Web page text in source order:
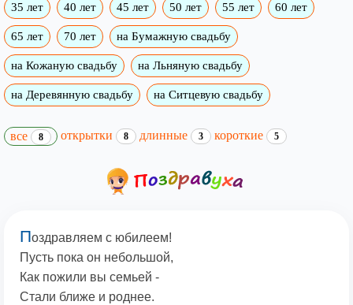
35 лет 40 лет 45 лет 50 лет 55 лет 60 лет
65 лет 70 лет на Бумажную свадьбу
на Кожаную свадьбу на Льняную свадьбу
на Деревянную свадьбу на Ситцевую свадьбу
все 8 открытки 8 длинные 3 короткие 5
Поздравляем с юбилеем!
Пусть пока он небольшой,
Как пожили вы семьей -
Стали ближе и роднее.